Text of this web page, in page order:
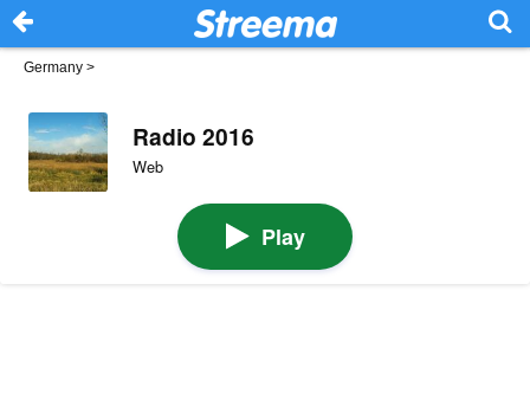
Germany >
Radio 2016
Web
Play